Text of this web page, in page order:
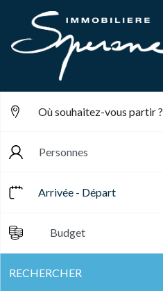
Où souhaitez-vous partir ?